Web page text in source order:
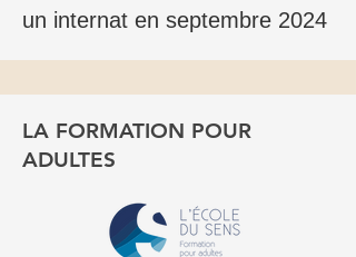
un internat en septembre 2024
LA FORMATION POUR
ADULTES